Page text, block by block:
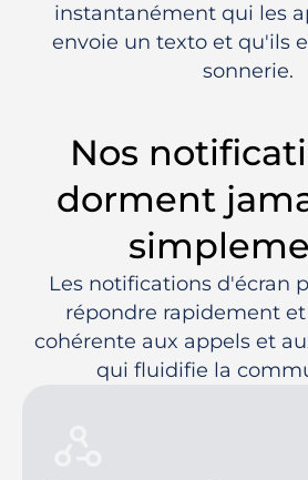
instantanément qui les
envoie un texto et qu'ils
sonnerie.
Nos
dorment
Les notifications d'écran
répondre rapidement
cohérente aux appels et
qui fluidifie la